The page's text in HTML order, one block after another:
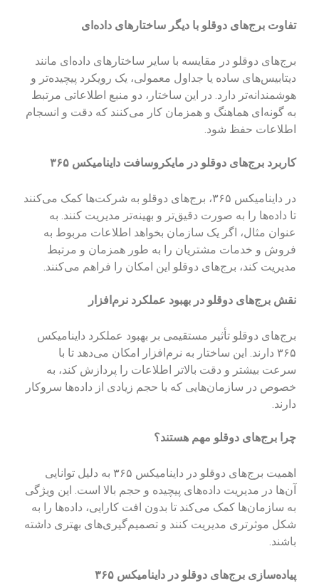
تفاوت برج‌های دوقلو با دیگر ساختارهای داده‌ای
برج‌های دوقلو در مقایسه با سایر ساختارهای داده‌ای مانند
دیتابیس‌های ساده یا جداول معمولی، یک رویکرد پیچیده‌تر و
هوشمندانه‌تر دارد. در این ساختار، دو منبع اطلاعاتی مرتبط
به گونه‌ای هماهنگ و همزمان کار می‌کنند که دقت و انسجام
اطلاعات حفظ شود.
کاربرد برج‌های دوقلو در مایکروسافت داینامیکس ۳۶۵
در داینامیکس ۳۶۵، برج‌های دوقلو به شرکت‌ها کمک می‌کنند
تا داده‌ها را به صورت دقیق‌تر و بهینه‌تر مدیریت کنند. به
عنوان مثال، اگر یک سازمان بخواهد اطلاعات مربوط به
فروش و خدمات مشتریان را به طور همزمان و مرتبط
مدیریت کند، برج‌های دوقلو این امکان را فراهم می‌کنند.
نقش برج‌های دوقلو در بهبود عملکرد نرم‌افزار
برج‌های دوقلو تأثیر مستقیمی بر بهبود عملکرد داینامیکس
۳۶۵ دارند. این ساختار به نرم‌افزار امکان می‌دهد تا با
سرعت بیشتر و دقت بالاتر اطلاعات را پردازش کند، به
خصوص در سازمان‌هایی که با حجم زیادی از داده‌ها سروکار
دارند.
چرا برج‌های دوقلو مهم هستند؟
اهمیت برج‌های دوقلو در داینامیکس ۳۶۵ به دلیل توانایی
آن‌ها در مدیریت داده‌های پیچیده و حجم بالا است. این ویژگی
به سازمان‌ها کمک می‌کند تا بدون افت کارایی، داده‌ها را به
شکل موثرتری مدیریت کنند و تصمیم‌گیری‌های بهتری داشته
باشند.
پیاده‌سازی برج‌های دوقلو در داینامیکس ۳۶۵